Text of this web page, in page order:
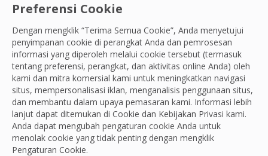
Preferensi Cookie
Dengan mengklik “Terima Semua Cookie”, Anda menyetujui
penyimpanan cookie di perangkat Anda dan pemrosesan
informasi yang diperoleh melalui cookie tersebut (termasuk
tentang preferensi, perangkat, dan aktivitas online Anda) oleh
kami dan mitra komersial kami untuk meningkatkan navigasi
situs, mempersonalisasi iklan, menganalisis penggunaan situs,
dan membantu dalam upaya pemasaran kami. Informasi lebih
lanjut dapat ditemukan di Cookie dan Kebijakan Privasi kami.
Anda dapat mengubah pengaturan cookie Anda untuk
menolak cookie yang tidak penting dengan mengklik
Pengaturan Cookie.
Manajemen Fasilitas respon cepat
their story